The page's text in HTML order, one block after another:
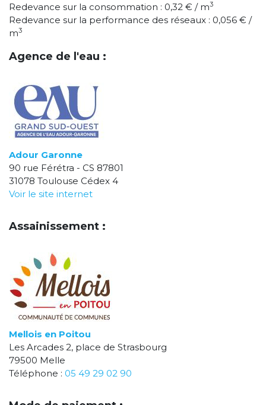
Redevance sur la consommation : 0,32 € / m3
Redevance sur la performance des réseaux : 0,056 € /
m3
Agence de l'eau :
Adour Garonne
90 rue Férétra - CS 87801
31078 Toulouse Cédex 4
Voir le site internet
Assainissement :
Mellois en Poitou
Les Arcades 2, place de Strasbourg
79500 Melle
Téléphone : 05 49 29 02 90